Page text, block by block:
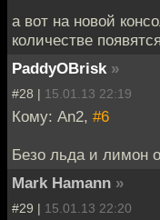
а вот на новой
количестве
PaddyOBrisk »
#28 | 15.01.13 22:19
Кому: An2, #6
Безо льда и лимон
Mark Hamann »
#29 | 15.01.13 22:20